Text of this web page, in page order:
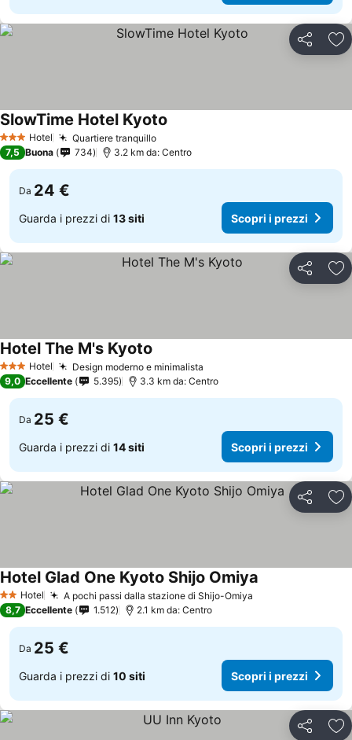
Condividi
3 StelleHotel Quartiere tranquillo
SlowTime Hotel Kyoto
7,5 Buona 734 3.2 km da: Centro
Da 24 €
Guarda i prezzi di 13 siti Scopri i prezzi
Condividi
3 StelleHotel Design moderno e minimalista
Hotel The M's Kyoto
9,0 Eccellente 5.395 3.3 km da: Centro
Da 25 €
Guarda i prezzi di 14 siti Scopri i prezzi
Condividi
2 StelleHotel A pochi passi dalla stazione di Shijo-Omiya
Hotel Glad One Kyoto Shijo Omiya
8,7 Eccellente 1.512 2.1 km da: Centro
Da 25 €
Guarda i prezzi di 10 siti Scopri i prezzi
Condividi